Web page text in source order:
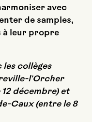
avec
de samples,
à leur propre
collèges
l'Orcher
décembre) et
Caux (entre le 8